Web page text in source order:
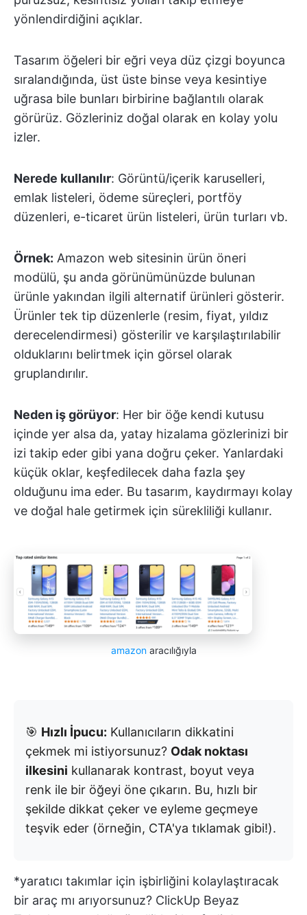
yönlendirdiğini açıklar.
Tasarım öğeleri bir eğri veya düz çizgi boyunca
sıralandığında, üst üste binse veya kesintiye
uğrasa bile bunları birbirine bağlantılı olarak
görürüz. Gözleriniz doğal olarak en kolay yolu
izler.
Nerede kullanılır: Görüntü/içerik karuselleri,
emlak listeleri, ödeme süreçleri, portföy
düzenleri, e-ticaret ürün listeleri, ürün turları vb.
Örnek: Amazon web sitesinin ürün öneri
modülü, şu anda görünümünüzde bulunan
ürünle yakından ilgili alternatif ürünleri gösterir.
Ürünler tek tip düzenlerle (resim, fiyat, yıldız
derecelendirmesi) gösterilir ve karşılaştırılabilir
olduklarını belirtmek için görsel olarak
gruplandırılır.
Neden iş görüyor: Her bir öğe kendi kutusu
içinde yer alsa da, yatay hizalama gözlerinizi bir
izi takip eder gibi yana doğru çeker. Yanlardaki
küçük oklar, keşfedilecek daha fazla şey
olduğunu ima eder. Bu tasarım, kaydırmayı kolay
ve doğal hale getirmek için sürekliliği kullanır.
amazonaracılığıyla
🎯 Hızlı İpucu: Kullanıcıların dikkatini
çekmek mi istiyorsunuz? Odak noktası
ilkesini kullanarak kontrast, boyut veya
renk ile bir öğeyi öne çıkarın. Bu, hızlı bir
şekilde dikkat çeker ve eyleme geçmeye
teşvik eder (örneğin, CTA'ya tıklamak gibi!).
*yaratıcı takımlar için işbirliğini kolaylaştıracak
bir araç mı arıyorsunuz? ClickUp Beyaz